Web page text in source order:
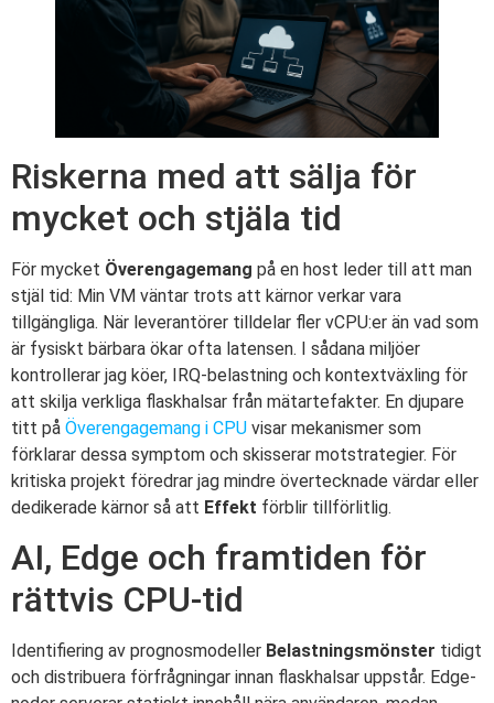
Riskerna med att sälja för
mycket och stjäla tid
För mycket Överengagemang på en host leder till att man
stjäl tid: Min VM väntar trots att kärnor verkar vara
tillgängliga. När leverantörer tilldelar fler vCPU:er än vad som
är fysiskt bärbara ökar ofta latensen. I sådana miljöer
kontrollerar jag köer, IRQ-belastning och kontextväxling för
att skilja verkliga flaskhalsar från mätartefakter. En djupare
titt på Överengagemang i CPU visar mekanismer som
förklarar dessa symptom och skisserar motstrategier. För
kritiska projekt föredrar jag mindre övertecknade värdar eller
dedikerade kärnor så att Effekt förblir tillförlitlig.
AI, Edge och framtiden för
rättvis CPU-tid
Identifiering av prognosmodeller Belastningsmönster tidigt
och distribuera förfrågningar innan flaskhalsar uppstår. Edge-